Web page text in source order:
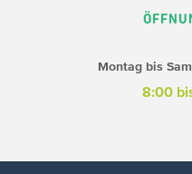
Montag bis
8:00